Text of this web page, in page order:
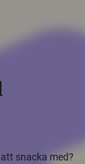
snacka med?